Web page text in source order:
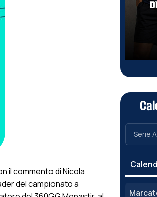
il commento di Nicola
del campionato a